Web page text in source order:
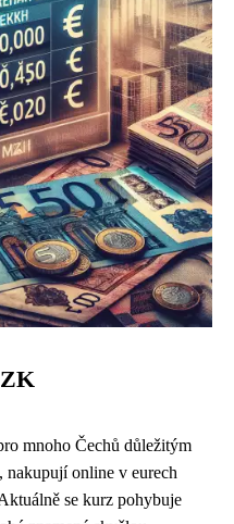
mnoho Čechů důležitým
nakupují online v eurech
se kurz pohybuje